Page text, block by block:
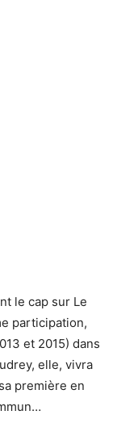
le cap sur Le
participation,
et 2015) dans
elle, vivra
première en